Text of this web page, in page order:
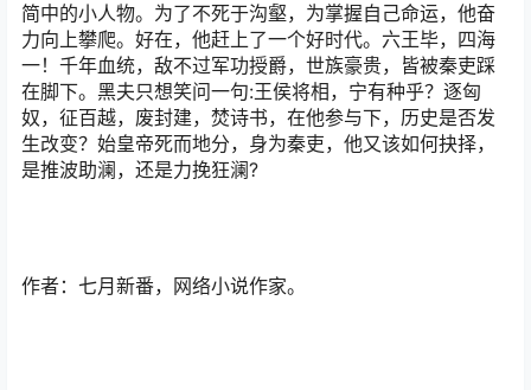
简中的小人物。为了不死于沟壑，为掌握自己命运，他奋
力向上攀爬。好在，他赶上了一个好时代。六王毕，四海
一！千年血统，敌不过军功授爵，世族豪贵，皆被秦吏踩
在脚下。黑夫只想笑问一句:王侯将相，宁有种乎？逐匈
奴，征百越，废封建，焚诗书，在他参与下，历史是否发
生改变？始皇帝死而地分，身为秦吏，他又该如何抉择，
是推波助澜，还是力挽狂澜?
作者：七月新番，网络小说作家。